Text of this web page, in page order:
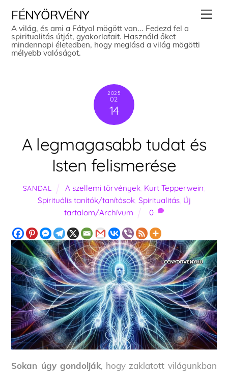
content
FÉNYÖRVÉNY
A világ, és ami a Fátyol mögött van... Fedezd fel a
spiritualitás útját, gyakorlatait. Használd őket
mindennapi életedben, hogy meglásd a világ mögötti
mélyebb valóságot.
2025
02
14
A legmagasabb tudat és
Isten felismerése
SANDAL A szellemi törvények Kurt Tepperwein
Spirituális tanítók/tanítások, Spiritualitás, Új
tartalom/Archívum
0
Sokan úgy gondolják, hogy zaklatott világunkban